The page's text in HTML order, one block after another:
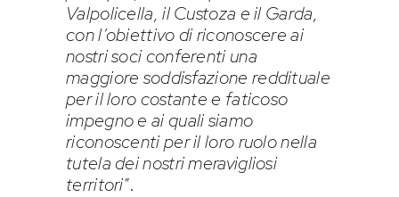
Valpolicella, il Custoza e il Garda,
con l’obiettivo di riconoscere ai
nostri soci conferenti una
maggiore soddisfazione reddituale
per il loro costante e faticoso
impegno e ai quali siamo
riconoscenti per il loro ruolo nella
tutela dei nostri meravigliosi
territori”.